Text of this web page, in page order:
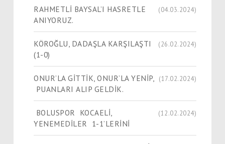
RAHMETLİ BAYSAL’I HASRETLE
ANIYORUZ.
(04.03.2024)
KÖROĞLU, DADAŞLA KARŞILAŞTI
(1-0)
(26.02.2024)
ONUR’LA GİTTİK, ONUR’LA YENİP,
PUANLARI ALIP GELDİK.
(17.02.2024)
BOLUSPOR KOCAELİ,
YENEMEDİLER 1-1’LERİNİ
(12.02.2024)